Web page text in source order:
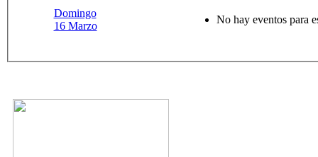
Domingo
16 Marzo
No hay eventos para